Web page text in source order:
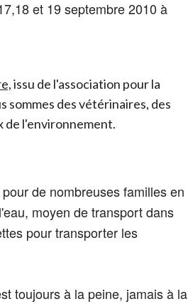
et 19 septembre 2010 à
issu de l'association pour la
sommes des vétérinaires, des
de l'environnement.
de nombreuses familles en
moyen de transport dans
pour transporter les
toujours à la peine, jamais à la